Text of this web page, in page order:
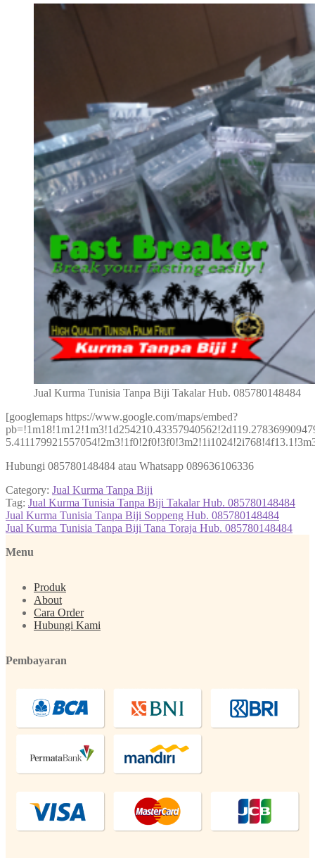
Jual Kurma Tunisia Tanpa Biji Takalar Hub. 085780148484
[googlemaps https://www.google.com/maps/embed?
Hubungi 085780148484 atau Whatsapp 089636106336
Category: Jual Kurma Tanpa Biji
Tag: Jual Kurma Tunisia Tanpa Biji Takalar Hub. 085780148484
Post
navigation
Previous
post:
Jual Kurma Tunisia Tanpa Biji Soppeng Hub. 085780148484
Next
Jual Kurma Tunisia Tanpa Biji Tana Toraja Hub. 085780148484
Menu
Produk
About
Cara Order
Hubungi Kami
Pembayaran